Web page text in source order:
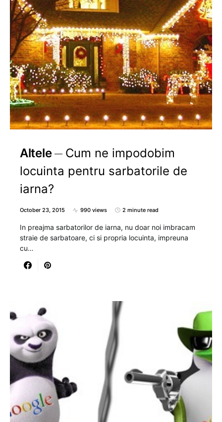
Altele
Cum ne impodobim
locuinta pentru sarbatorile de
iarna?
October 23, 2015 990 views 2 minute read
In preajma sarbatorilor de iarna, nu doar noi imbracam
straie de sarbatoare, ci si propria locuinta, impreuna
cu…